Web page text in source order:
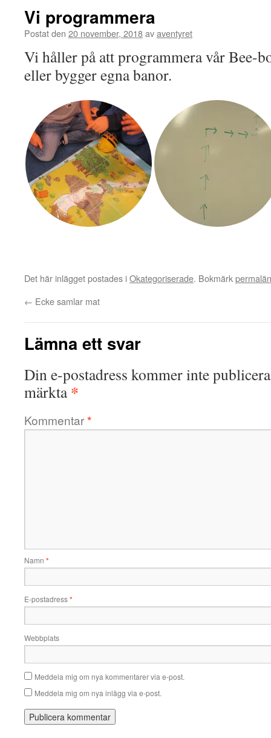
Vi programmera
Postat den 20 november, 2018avaventyret
Vi håller på att programmera vår Bee-
eller bygger egna banor.
Det här inlägget postades iOkategoriserade. Bokmärk
← Ecke samlar mat
Lämna ett svar
Din e-postadress kommer inte
märkta*
Kommentar*
Namn *
E-postadress*
Webbplats
Meddela mig om nya kommentarer via e-post.
Meddela mig om nya inlägg via e-post.